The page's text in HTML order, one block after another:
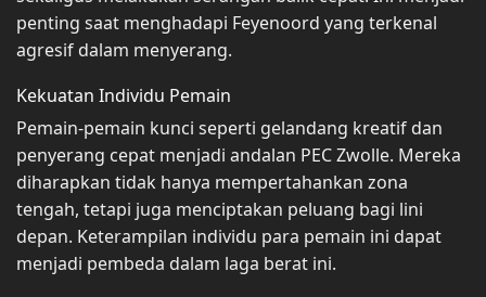
penting saat menghadapi Feyenoord yang terkenal
agresif dalam menyerang.
Kekuatan Individu Pemain
Pemain-pemain kunci seperti gelandang kreatif dan
penyerang cepat menjadi andalan PEC Zwolle. Mereka
diharapkan tidak hanya mempertahankan zona
tengah, tetapi juga menciptakan peluang bagi lini
depan. Keterampilan individu para pemain ini dapat
menjadi pembeda dalam laga berat ini.